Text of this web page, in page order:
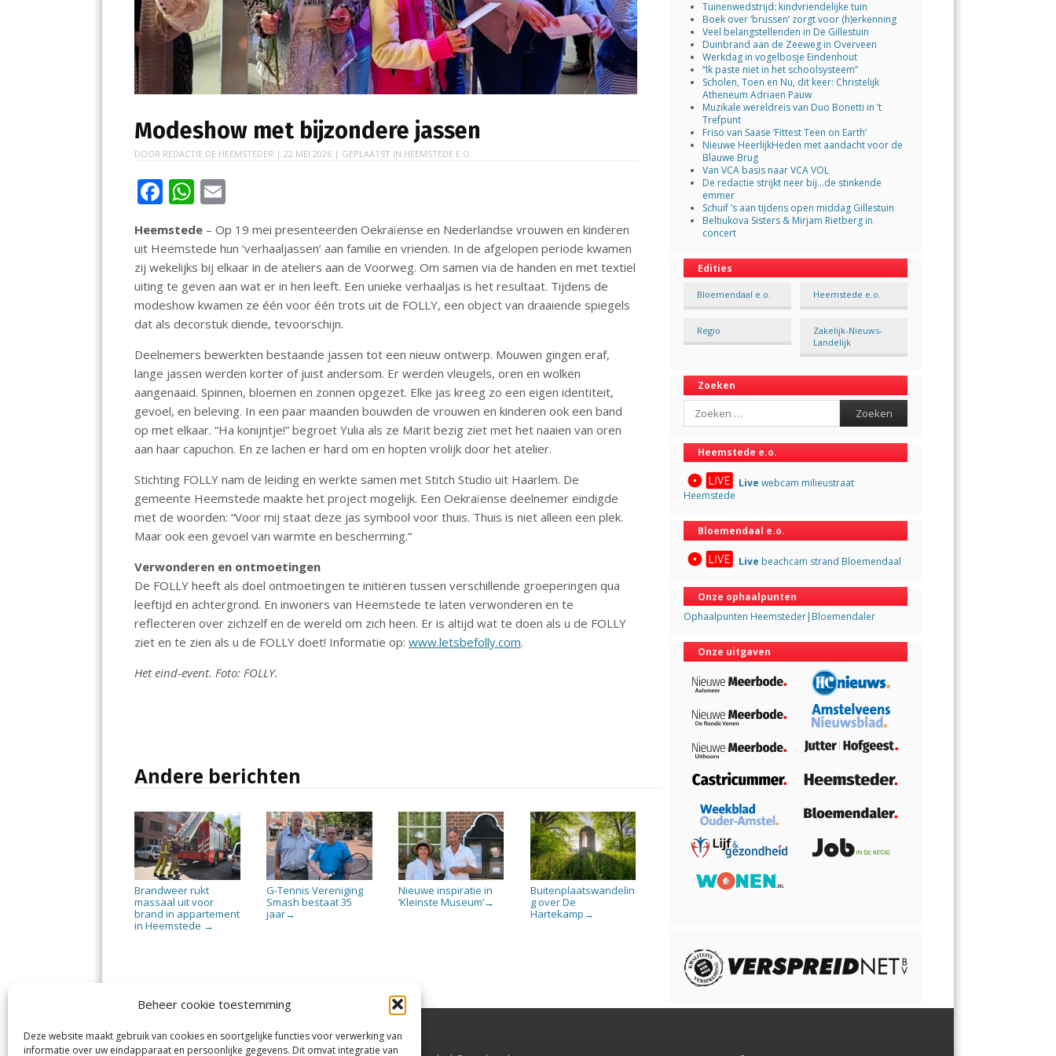
Beheer cookie toestemming
Deze website maakt gebruik van cookies en soortgelijke functies voor verwerking van
informatie over uw eindapparaat en persoonlijke gegevens. Dit omvat integratie van
Modeshow met bijzondere jassen
DOOR REDACTIE DE HEEMSTEDER |22 MEI 2026 | GEPLAATST IN HEEMSTEDE E.O.
F
e
b
o
o
W
at
s
A
p
p
ai
l
Heemstede – Op 19 mei presenteerden Oekraïense en Nederlandse vrouwen en kinderen
uit Heemstede hun ‘verhaaljassen’ aan familie en vrienden. In de afgelopen periode kwamen
zij wekelijks bij elkaar in de ateliers aan de Voorweg. Om samen via de handen en met textiel
uiting te geven aan wat er in hen leeft. Een unieke verhaaljas is het resultaat. Tijdens de
modeshow kwamen ze één voor één trots uit de FOLLY, een object van draaiende spiegels
dat als decorstuk diende, tevoorschijn.
Deelnemers bewerkten bestaande jassen tot een nieuw ontwerp. Mouwen gingen eraf,
lange jassen werden korter of juist andersom. Er werden vleugels, oren en wolken
aangenaaid. Spinnen, bloemen en zonnen opgezet. Elke jas kreeg zo een eigen identiteit,
gevoel, en beleving. In een paar maanden bouwden de vrouwen en kinderen ook een band
op met elkaar. “Ha konijntje!” begroet Yulia als ze Marit bezig ziet met het naaien van oren
aan haar capuchon. En ze lachen er hard om en hopten vrolijk door het atelier.
Stichting FOLLY nam de leiding en werkte samen met Stitch Studio uit Haarlem. De
gemeente Heemstede maakte het project mogelijk. Een Oekraïense deelnemer eindigde
met de woorden: “Voor mij staat deze jas symbool voor thuis. Thuis is niet alleen een plek.
Maar ook een gevoel van warmte en bescherming.“
Verwonderen en ontmoetingen
De FOLLY heeft als doel ontmoetingen te initiëren tussen verschillende groeperingen qua
leeftijd en achtergrond. En inwoners van Heemstede te laten verwonderen en te
reflecteren over zichzelf en de wereld om zich heen. Er is altijd wat te doen als u de FOLLY
ziet en te zien als u de FOLLY doet! Informatie op:www.letsbefolly.com.
Het eind-event. Foto: FOLLY.
Andere berichten
Brandweer rukt
massaal uit voor
brand in appartement
in Heemstede →
G-Tennis Vereniging
Smash bestaat 35
jaar→
Nieuwe inspiratie in
‘Kleinste Museum’→
Buitenplaatswandelin
g over De
Hartekamp →
Tuinenwedstrijd: kindvriendelijke tuin
Boek over ‘brussen’ zorgt voor (h)erkenning
Veel belangstellenden in De Gillestuin
Duinbrand aan de Zeeweg in Overveen
Werkdag in vogelbosje Eindenhout
“Ik paste niet in het schoolsysteem”
Scholen, Toen en Nu, dit keer: Christelijk
Atheneum Adriaen Pauw
Muzikale wereldreis van Duo Bonetti in ’t
Trefpunt
Friso van Saase ‘Fittest Teen on Earth’
Nieuwe HeerlijkHeden met aandacht voor de
Blauwe Brug
Van VCA basis naar VCA VOL
De redactie strijkt neer bij…de stinkende
emmer
Schuif ’s aan tijdens open middag Gillestuin
Beltiukova Sisters & Mirjam Rietberg in
concert
Edities
Bloemendaal e.o. Heemstede e.o.
Regio
Zakelijk-Nieuws-
Landelijk
Zoeken
Search
Heemstede e.o.
Live webcam milieustraat
Heemstede
Bloemendaal e.o.
Live beachcam strand Bloemendaal
Onze ophaalpunten
Ophaalpunten Heemsteder|Bloemendaler
Onze uitgaven